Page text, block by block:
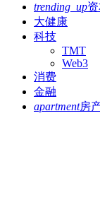
trending_up
大健康
科技
TMT
Web3
消费
金融
apartment房